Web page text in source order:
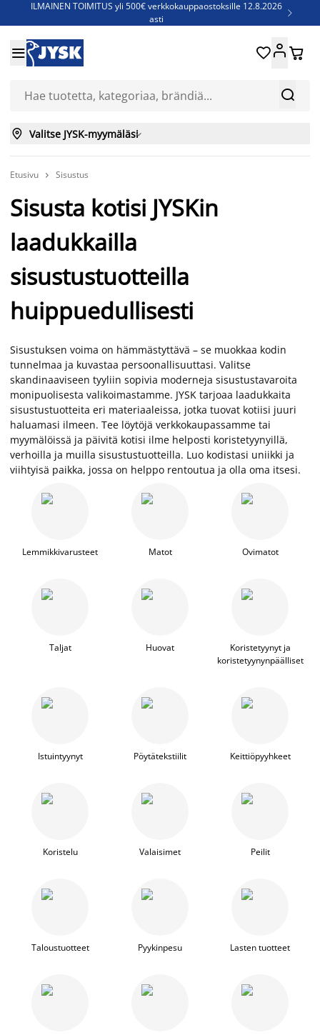
ILMAINEN TOIMITUS yli 500€ verkkokauppaostoksille 12.8.2026
asti

Jenkkisänkyjä - Säästä jopa 60%


 
 Valitse JYSK-myymäläsi
Etusivu  Sisustus
Sisusta kotisi JYSKin
laadukkailla
sisustustuotteilla
huippuedullisesti
Sisustuksen voima on hämmästyttävä – se muokkaa kodin
tunnelmaa ja kuvastaa persoonallisuuttasi. Valitse
skandinaaviseen tyyliin sopivia moderneja sisustustavaroita
monipuolisesta valikoimastamme. JYSK tarjoaa laadukkaita
sisustustuotteita eri materiaaleissa, jotka tuovat kotiisi juuri
haluamasi ilmeen. Tee löytöjä verkkokaupassamme tai
myymälöissä ja päivitä kotisi ilme helposti koristetyynyillä,
verhoilla ja muilla sisustustuotteilla. Luo kodistasi uniikki ja
viihtyisä paikka, jossa on helppo rentoutua ja olla oma itsesi.
Lemmikkivarusteet Matot Ovimatot
Taljat Huovat
Koristetyynyt ja
koristetyynynpäälliset
Istuintyynyt Pöytätekstiilit Keittiöpyyhkeet
Koristelu Valaisimet Peilit
Taloustuotteet Pyykinpesu Lasten tuotteet